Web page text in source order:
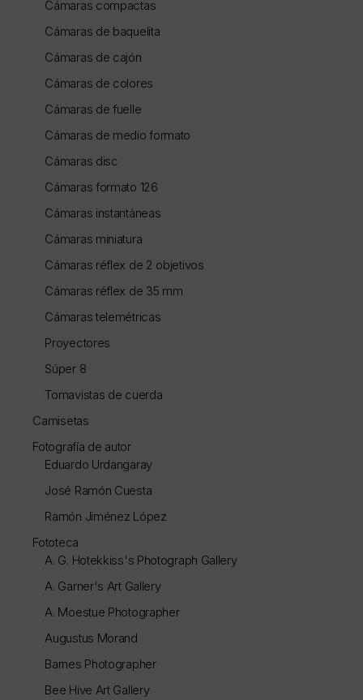
Cámaras compactas
Cámaras de baquelita
Cámaras de cajón
Cámaras de colores
Cámaras de fuelle
Cámaras de medio formato
Cámaras disc
Cámaras formato 126
Cámaras instantáneas
Cámaras miniatura
Cámaras réflex de 2 objetivos
Cámaras réflex de 35 mm
Cámaras telemétricas
Proyectores
Súper 8
Tomavistas de cuerda
Camisetas
Fotografía de autor
Eduardo Urdangaray
José Ramón Cuesta
Ramón Jiménez López
Fototeca
A. G. Hotekkiss's Photograph Gallery
A. Garner's Art Gallery
A. Moestue Photographer
Augustus Morand
Barnes Photographer
Bee Hive Art Gallery